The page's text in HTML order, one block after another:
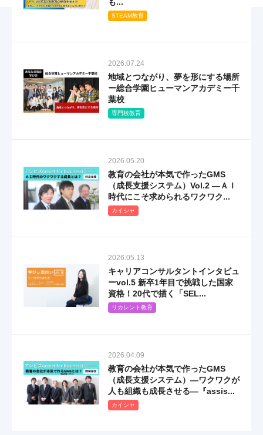
STEAM教育
2026.07.24
地域とつながり、夢を形にする場所
ー総合学園ヒューマンアカデミー千
葉校
専門校教育
2026.05.20
教育の会社が本気で作ったGMS
（成長支援システム）Vol.2 ―ＡＩ
時代にこそ求められるワクワク...
カイシャ
2026.05.13
キャリアコンサルタントインタビュ
ーvol.5 新卒1年目で挑戦した国家
資格！20代で描く「SEL...
リカレント教育
2026.04.09
教育の会社が本気で作ったGMS
（成長支援システム）―ワクワクが
人も組織も成長させる―『assis...
カイシャ